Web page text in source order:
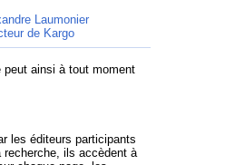
Laumonier
de Kargo
peut ainsi à tout moment
les éditeurs participants
recherche, ils accèdent à